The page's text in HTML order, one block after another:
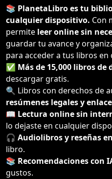
📚 PlanetaLibro es tu
cualquier dispositivo. Con
permite leer online sin
guardar tu avance y
para acceder a tus libros
✅ Más de 15,000 libros
descargar gratis.
🔍 Libros con derechos de
resúmenes legales y
📖 Lectura online sin
lo dejaste en cualquier
🎧 Audiolibros y reseñas
libro.
📚 Recomendaciones con
gustos.